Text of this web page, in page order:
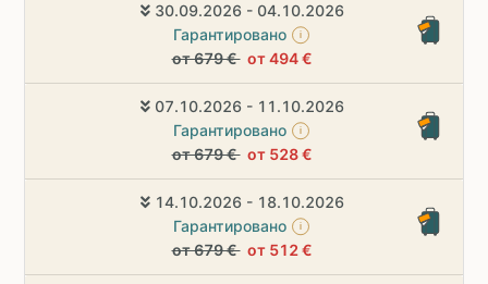
30.09.2026 - 04.10.2026
Гарантировано
i
от 679 €от 494 €
07.10.2026 - 11.10.2026
Гарантировано
i
от 679 €от 528 €
14.10.2026 - 18.10.2026
Гарантировано
i
от 679 €от 512 €